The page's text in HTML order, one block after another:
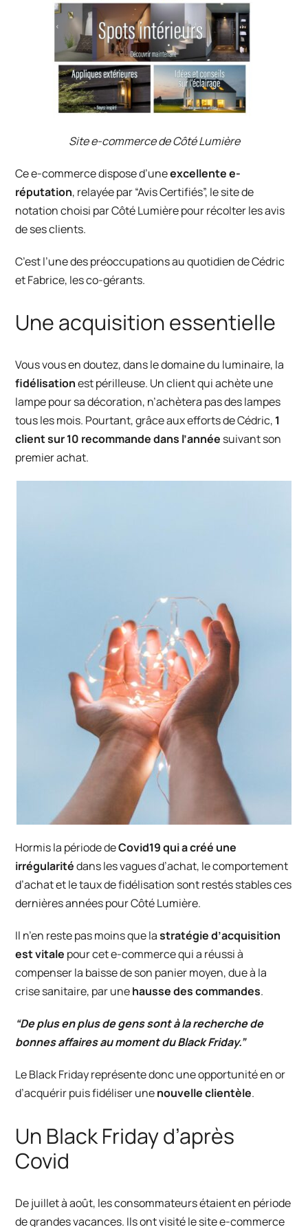
Site e-commerce deCôté Lumière
Ce e-commerce dispose d’uneexcellente e-
réputation, relayée par “Avis Certifiés”, le site de
notation choisi parCôté Lumièrepour récolter les avis
de ses clients.
C’est l’une des préoccupations au quotidien de Cédric
et Fabrice, les co-gérants.
Une acquisition essentielle
Vous vous en doutez, dans le domaine du luminaire, la
fidélisationest périlleuse. Un client qui achète une
lampe pour sa décoration, n’achètera pas des lampes
tous les mois. Pourtant, grâce aux efforts de Cédric, 1
client sur 10 recommande dans l’année suivant son
premier achat.
Hormis la période deCovid19 qui a créé une
irrégularitédans les vagues d’achat, le comportement
d’achat et le taux de fidélisation sont restés stables ces
dernières années pourCôté Lumière.
Il n’en reste pas moins que lastratégie d’acquisition
est vitale pour cet e-commerce qui a réussi à
compenser la baisse de son panier moyen, due à la
crise sanitaire, par unehausse des commandes.
“De plus en plus de gens sont à la recherche de
bonnes affaires au moment du Black Friday.”
Le Black Friday représente donc une opportunité en or
d’acquérir puis fidéliser unenouvelle clientèle.
Un Black Friday d’après
Covid
De juillet à août, les consommateurs étaient en période
de grandes vacances. Ils ont visité le site e-commerce